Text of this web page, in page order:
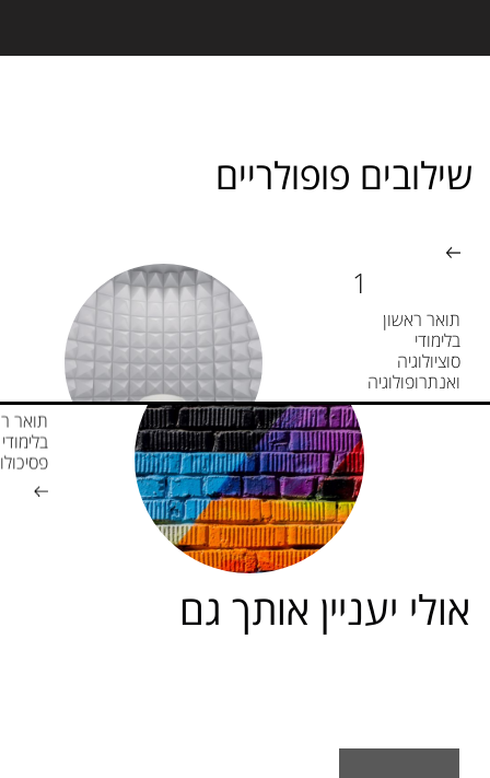
שילובים פופולריים
תואר
בלימודי
תואר ראשון
בלימודי
סוציולוגיה
ואנתרופולוגיה
אולי יעניין אותך גם